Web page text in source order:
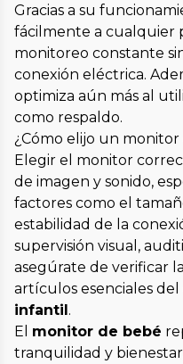
Gracias a su
fácilmente a cualquier
monitoreo constante
conexión eléctrica.
optimiza aún más al
como respaldo.
¿Cómo elijo un monitor
Elegir el monitor
de imagen y sonido,
factores como el
estabilidad de la
supervisión visual,
asegúrate de verificar
artículos esenciales
infantil.
El monitor de bebé
tranquilidad y